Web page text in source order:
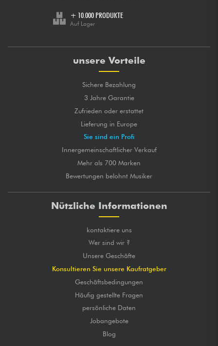
+ 10.000 PRODUKTE
Auf Lager
unsere Vorteile
Sichere Bezahlung
3 Jahre Garantie
Zufrieden oder erstattet
Lieferung in Europe
Sie sind ein Profi
Innergemeinschaftlicher Verkauf
Mehr als 700 Marken
Bewertungen belohnt Musiker
Nützliche Informationen
kontaktiere uns
Wer sind wir ?
Unsere Geschäfte
Konsultieren Sie unsere Kaufratgeber
Geschäftsbedingungen
Häufig gestellte Fragen
persönliche Daten
Jobangebote
Blog